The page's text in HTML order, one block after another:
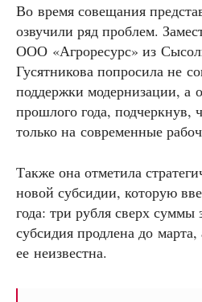
Во время совещания
озвучили ряд проблем.
ООО «Агроресурс» из
Гусятникова попросила не
поддержки модернизации, а
прошлого года, подчеркнув,
только на современные
Также она отметила
новой субсидии, которую
года: три рубля сверх
субсидия продлена до
ее неизвестна.